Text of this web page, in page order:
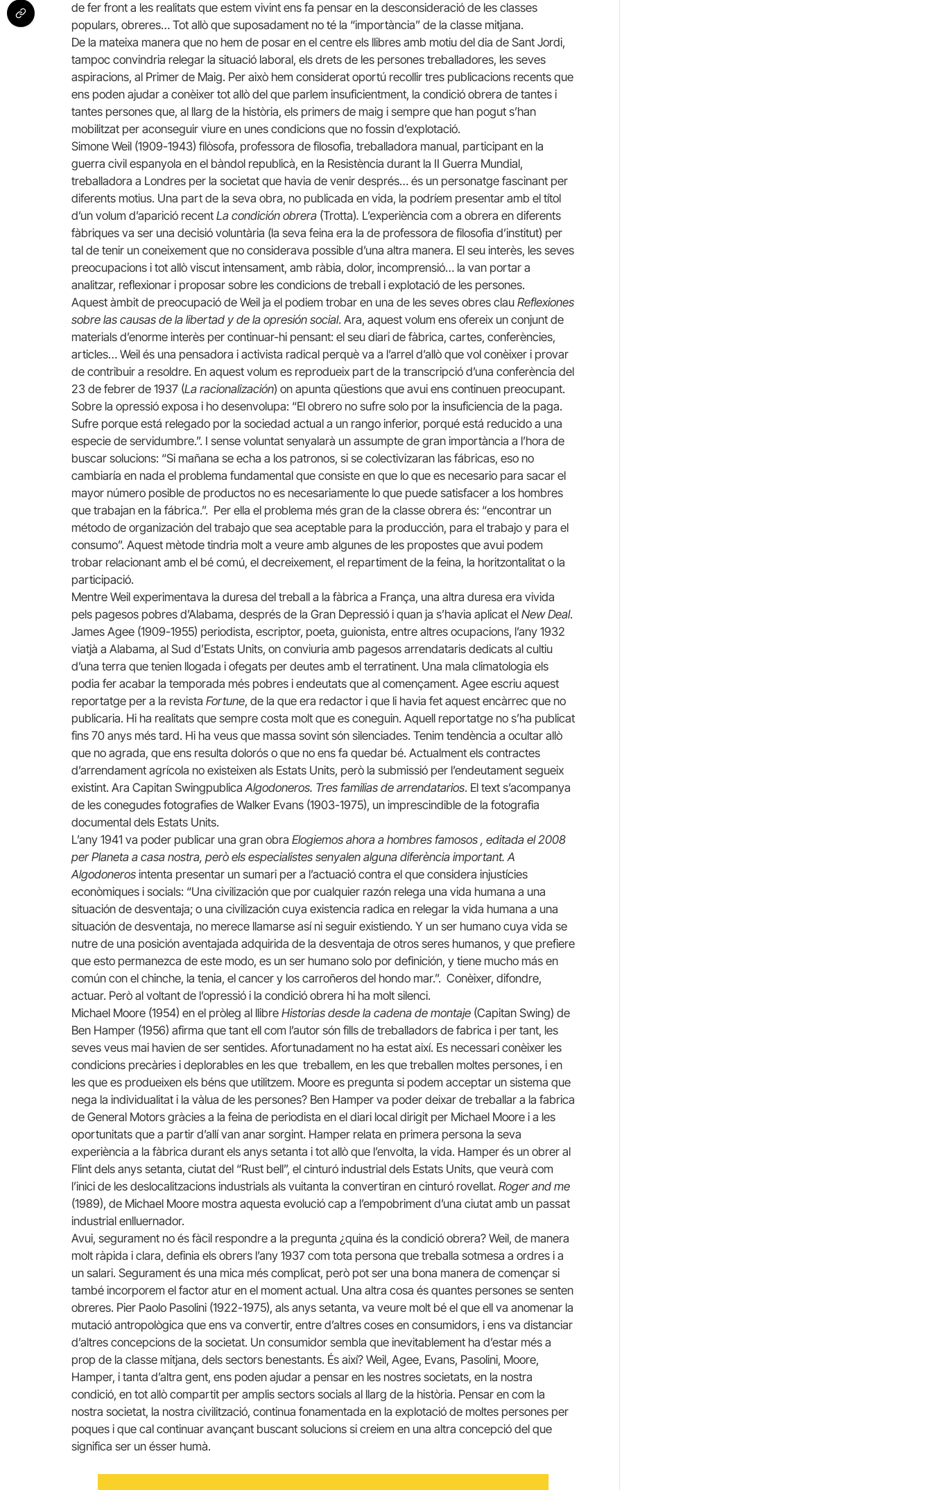
de fer front a les realitats que estem vivint ens fa pensar en la desconsideració de les classes
populars, obreres… Tot allò que suposadament no té la “importància” de la classe mitjana.
De la mateixa manera que no hem de posar en el centre els llibres amb motiu del dia de Sant Jordi,
tampoc convindria relegar la situació laboral, els drets de les persones treballadores, les seves
aspiracions, al Primer de Maig. Per això hem considerat oportú recollir tres publicacions recents que
ens poden ajudar a conèixer tot allò del que parlem insuficientment, la condició obrera de tantes i
tantes persones que, al llarg de la història, els primers de maig i sempre que han pogut s’han
mobilitzat per aconseguir viure en unes condicions que no fossin d’explotació.
Simone Weil (1909-1943) filòsofa, professora de filosofia, treballadora manual, participant en la
guerra civil espanyola en el bàndol republicà, en la Resistència durant la II Guerra Mundial,
treballadora a Londres per la societat que havia de venir després… és un personatge fascinant per
diferents motius. Una part de la seva obra, no publicada en vida, la podríem presentar amb el títol
d’un volum d’aparició recent La condición obrera (Trotta). L’experiència com a obrera en diferents
fàbriques va ser una decisió voluntària (la seva feina era la de professora de filosofia d’institut) per
tal de tenir un coneixement que no considerava possible d’una altra manera. El seu interès, les seves
preocupacions i tot allò viscut intensament, amb ràbia, dolor, incomprensió… la van portar a
analitzar, reflexionar i proposar sobre les condicions de treball i explotació de les persones.
Aquest àmbit de preocupació de Weil ja el podiem trobar en una de les seves obres clau Reflexiones
sobre las causas de la libertad y de la opresión social. Ara, aquest volum ens ofereix un conjunt de
materials d’enorme interès per continuar-hi pensant: el seu diari de fàbrica, cartes, conferències,
articles… Weil és una pensadora i activista radical perquè va a l’arrel d’allò que vol conèixer i provar
de contribuir a resoldre. En aquest volum es reprodueix part de la transcripció d’una conferència del
23 de febrer de 1937 (La racionalización) on apunta qüestions que avui ens continuen preocupant.
Sobre la opressió exposa i ho desenvolupa: “El obrero no sufre solo por la insuficiencia de la paga.
Sufre porque está relegado por la sociedad actual a un rango inferior, porqué está reducido a una
especie de servidumbre.”. I sense voluntat senyalarà un assumpte de gran importància a l’hora de
buscar solucions: “Si mañana se echa a los patronos, si se colectivizaran las fábricas, eso no
cambiaría en nada el problema fundamental que consiste en que lo que es necesario para sacar el
mayor número posible de productos no es necesariamente lo que puede satisfacer a los hombres
que trabajan en la fábrica.”. Per ella el problema més gran de la classe obrera és: “encontrar un
método de organización del trabajo que sea aceptable para la producción, para el trabajo y para el
consumo”. Aquest mètode tindria molt a veure amb algunes de les propostes que avui podem
trobar relacionant amb el bé comú, el decreixement, el repartiment de la feina, la horitzontalitat o la
participació.
Mentre Weil experimentava la duresa del treball a la fàbrica a França, una altra duresa era vivida
pels pagesos pobres d’Alabama, després de la Gran Depressió i quan ja s’havia aplicat el New Deal.
James Agee (1909-1955) periodista, escriptor, poeta, guionista, entre altres ocupacions, l’any 1932
viatjà a Alabama, al Sud d’Estats Units, on conviuria amb pagesos arrendataris dedicats al cultiu
d’una terra que tenien llogada i ofegats per deutes amb el terratinent. Una mala climatologia els
podia fer acabar la temporada més pobres i endeutats que al començament. Agee escriu aquest
reportatge per a la revista Fortune, de la que era redactor i que li havia fet aquest encàrrec que no
publicaria. Hi ha realitats que sempre costa molt que es coneguin. Aquell reportatge no s’ha publicat
fins 70 anys més tard. Hi ha veus que massa sovint són silenciades. Tenim tendència a ocultar allò
que no agrada, que ens resulta dolorós o que no ens fa quedar bé. Actualment els contractes
d’arrendament agrícola no existeixen als Estats Units, però la submissió per l’endeutament segueix
existint. Ara Capitan SwingpublicaAlgodoneros. Tres familias de arrendatarios. El text s’acompanya
de les conegudes fotografies de Walker Evans (1903-1975), un imprescindible de la fotografia
documental dels Estats Units.
L’any 1941 va poder publicar una gran obra Elogiemos ahora a hombres famosos , editada el 2008
per Planeta a casa nostra, però els especialistes senyalen alguna diferència important. A
Algodoneros intenta presentar un sumari per a l’actuació contra el que considera injustícies
econòmiques i socials: “Una civilización que por cualquier razón relega una vida humana a una
situación de desventaja; o una civilización cuya existencia radica en relegar la vida humana a una
situación de desventaja, no merece llamarse así ni seguir existiendo. Y un ser humano cuya vida se
nutre de una posición aventajada adquirida de la desventaja de otros seres humanos, y que prefiere
que esto permanezca de este modo, es un ser humano solo por definición, y tiene mucho más en
común con el chinche, la tenia, el cancer y los carroñeros del hondo mar.”. Conèixer, difondre,
actuar. Però al voltant de l’opressió i la condició obrera hi ha molt silenci.
Michael Moore (1954) en el pròleg al llibre Historias desde la cadena de montaje (Capitan Swing) de
Ben Hamper (1956) afirma que tant ell com l’autor són fills de treballadors de fabrica i per tant, les
seves veus mai havien de ser sentides. Afortunadament no ha estat així. Es necessari conèixer les
condicions precàries i deplorables en les que treballem, en les que treballen moltes persones, i en
les que es produeixen els béns que utilitzem. Moore es pregunta si podem acceptar un sistema que
nega la individualitat i la vàlua de les persones? Ben Hamper va poder deixar de treballar a la fabrica
de General Motors gràcies a la feina de periodista en el diari local dirigit per Michael Moore i a les
oportunitats que a partir d’allí van anar sorgint. Hamper relata en primera persona la seva
experiència a la fàbrica durant els anys setanta i tot allò que l’envolta, la vida. Hamper és un obrer al
Flint dels anys setanta, ciutat del “Rust bell”, el cinturó industrial dels Estats Units, que veurà com
l’inici de les deslocalitzacions industrials als vuitanta la convertiran en cinturó rovellat. Roger and me
(1989), de Michael Moore mostra aquesta evolució cap a l’empobriment d’una ciutat amb un passat
industrial enlluernador.
Avui, segurament no és fàcil respondre a la pregunta ¿quina és la condició obrera? Weil, de manera
molt ràpida i clara, definia els obrers l’any 1937 com tota persona que treballa sotmesa a ordres i a
un salari. Segurament és una mica més complicat, però pot ser una bona manera de començar si
també incorporem el factor atur en el moment actual. Una altra cosa és quantes persones se senten
obreres. Pier Paolo Pasolini (1922-1975), als anys setanta, va veure molt bé el que ell va anomenar la
mutació antropològica que ens va convertir, entre d’altres coses en consumidors, i ens va distanciar
d’altres concepcions de la societat. Un consumidor sembla que inevitablement ha d’estar més a
prop de la classe mitjana, dels sectors benestants. És així? Weil, Agee, Evans, Pasolini, Moore,
Hamper, i tanta d’altra gent, ens poden ajudar a pensar en les nostres societats, en la nostra
condició, en tot allò compartit per amplis sectors socials al llarg de la història. Pensar en com la
nostra societat, la nostra civilització, continua fonamentada en la explotació de moltes persones per
poques i que cal continuar avançant buscant solucions si creiem en una altra concepció del que
significa ser un ésser humà.